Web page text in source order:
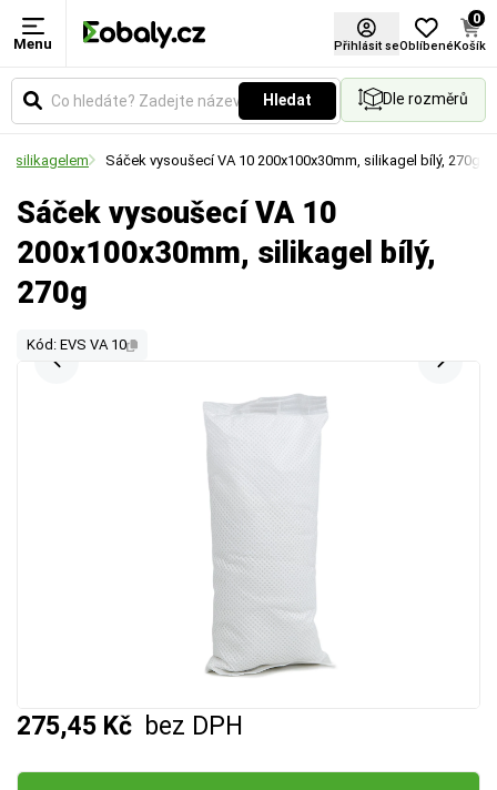
Menu Přihlásit seOblíbené
0
Košík
Hledat Dle rozměrů
silikagelem Sáček vysoušecí VA 10 200x100x30mm, silikagel bílý, 270g
Sáček vysoušecí VA 10
200x100x30mm, silikagel bílý,
270g
Kód: EVS VA 10
275,45 Kč bez DPH